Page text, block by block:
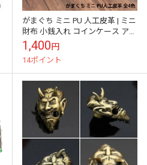
がまぐち ミニ PU 人工皮革 | ミニ
財布 小銭入れ コインケース アク
セサリー プレゼント ギフト 革
がま口 厚手 人工...
1,400円
14ポイント